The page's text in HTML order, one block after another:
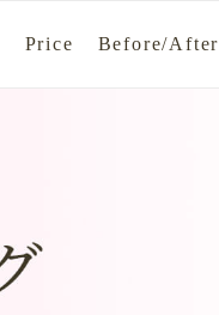
Price Before/After